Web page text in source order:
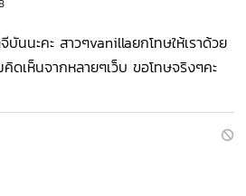
นนะคะ สาวๆvanillaยกโทษให้เราด้วย
คิดเห็นจากหลายๆเว็บ ขอโทษจริงๆคะ